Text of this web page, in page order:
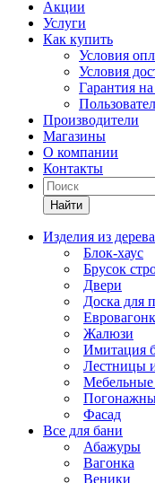
Акции
Услуги
Как купить
Условия
Условия
Гарантия
Производители
Магазины
О компании
Контакты
Найти
Изделия из дерева
Блок-хаус
Брусок
Двери
Доска для
Жалюзи
Имитация
Лестницы
Мебельные
Фасад
Все для бани
Абажуры
Вагонка
Веники